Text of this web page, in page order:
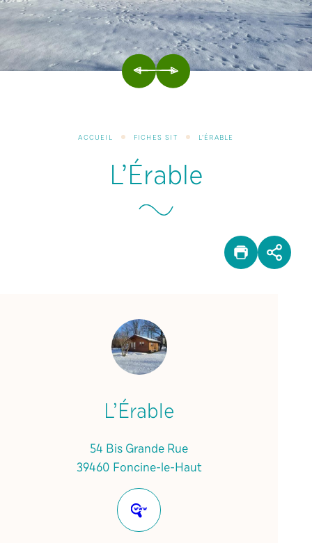
PRÉCÉDENTSUIVANT
ACCUEIL FICHES SIT L’ÉRABLE
L’Érable
L’Érable
54 Bis Grande Rue
39460 Foncine-le-Haut
Site
internet